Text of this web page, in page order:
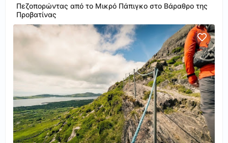
Πεζοπορώντας από το Μικρό Πάπιγκο στο Βάραθρο της
Προβατίνας